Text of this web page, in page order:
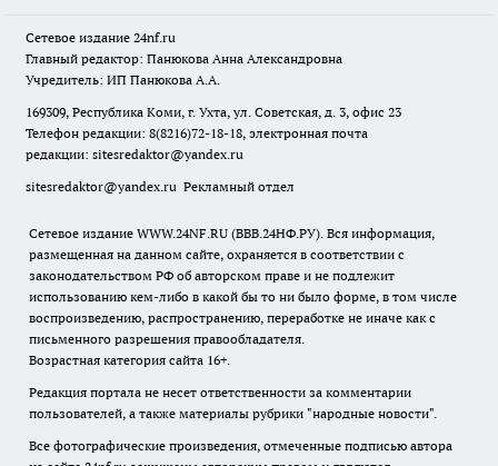
Сетевое издание 24nf.ru
Главный редактор: Панюкова Анна Александровна
Учредитель: ИП Панюкова А.А.
169309, Республика Коми, г. Ухта, ул. Советская, д. 3, офис 23
Телефон редакции: 8(8216)72-18-18, электронная почта
редакции: sitesredaktor@yandex.ru
sitesredaktor@yandex.ru Рекламный отдел
Сетевое издание WWW.24NF.RU (ВВВ.24НФ.РУ). Вся информация,
размещенная на данном сайте, охраняется в соответствии с
законодательством РФ об авторском праве и не подлежит
использованию кем-либо в какой бы то ни было форме, в том числе
воспроизведению, распространению, переработке не иначе как с
письменного разрешения правообладателя.
Возрастная категория сайта 16+.
Редакция портала не несет ответственности за комментарии
пользователей, а также материалы рубрики "народные новости".
Все фотографические произведения, отмеченные подписью автора